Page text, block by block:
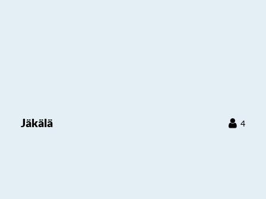
Jäkälä 4